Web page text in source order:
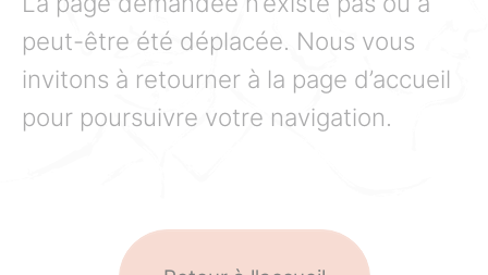
peut-être été déplacée. Nous vous
invitons à retourner à la page d’accueil
pour poursuivre votre navigation.